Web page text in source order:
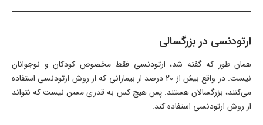
ارتودنسی در بزرگسالی
همان طور که گفته شد، ارتودنسی فقط مخصوص کودکان و نوجوانان
نیست. در واقع بیش از 20 درصد از بیمارانی که از روش ارتودنسی استفاده
می‌کنند، بزرگسالان هستند. پس هیچ کس به قدری مسن نیست که نتواند
از روش ارتودنسی استفاده کند.